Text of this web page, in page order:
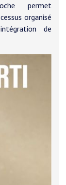
permet
organisé
de